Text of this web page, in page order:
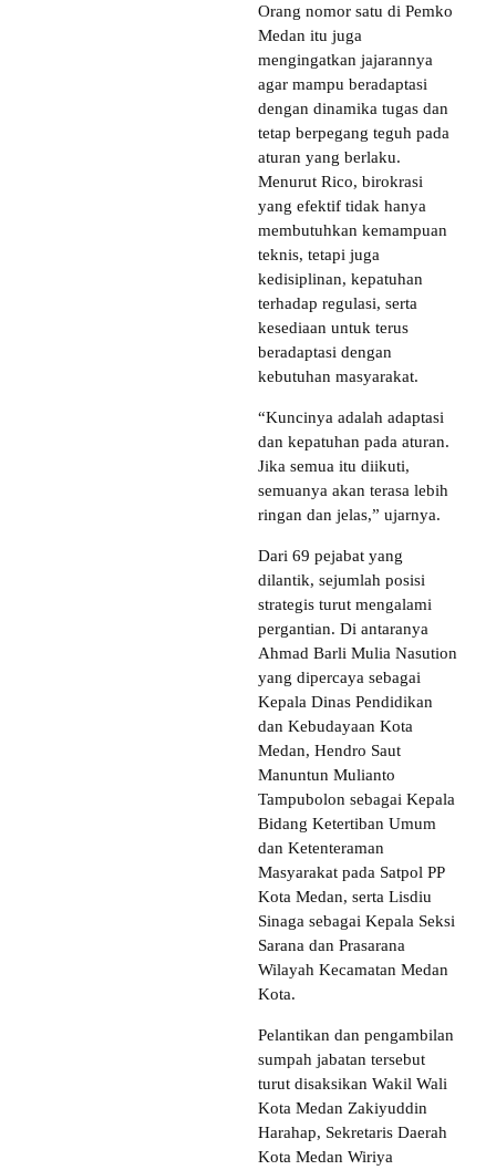
Orang nomor satu di Pemko
Medan itu juga
mengingatkan jajarannya
agar mampu beradaptasi
dengan dinamika tugas dan
tetap berpegang teguh pada
aturan yang berlaku.
Menurut Rico, birokrasi
yang efektif tidak hanya
membutuhkan kemampuan
teknis, tetapi juga
kedisiplinan, kepatuhan
terhadap regulasi, serta
kesediaan untuk terus
beradaptasi dengan
kebutuhan masyarakat.
“Kuncinya adalah adaptasi
dan kepatuhan pada aturan.
Jika semua itu diikuti,
semuanya akan terasa lebih
ringan dan jelas,” ujarnya.
Dari 69 pejabat yang
dilantik, sejumlah posisi
strategis turut mengalami
pergantian. Di antaranya
Ahmad Barli Mulia Nasution
yang dipercaya sebagai
Kepala Dinas Pendidikan
dan Kebudayaan Kota
Medan, Hendro Saut
Manuntun Mulianto
Tampubolon sebagai Kepala
Bidang Ketertiban Umum
dan Ketenteraman
Masyarakat pada Satpol PP
Kota Medan, serta Lisdiu
Sinaga sebagai Kepala Seksi
Sarana dan Prasarana
Wilayah Kecamatan Medan
Kota.
Pelantikan dan pengambilan
sumpah jabatan tersebut
turut disaksikan Wakil Wali
Kota Medan Zakiyuddin
Harahap, Sekretaris Daerah
Kota Medan Wiriya